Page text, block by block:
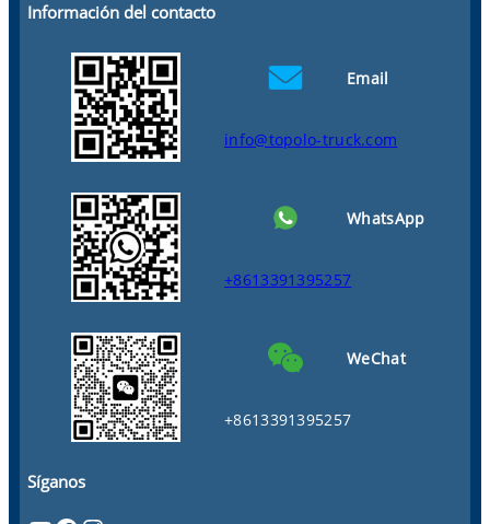
Información del contacto
Email
info@topolo-truck.com
WhatsApp
+8613391395257
WeChat
+8613391395257
Síganos